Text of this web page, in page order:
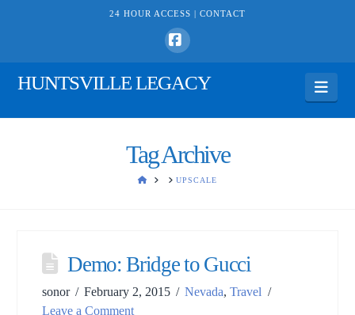
24 HOUR ACCESS | CONTACT
Facebook
HUNTSVILLE LEGACY
Tag Archive
HOME UPSCALE
Demo: Bridge to Gucci
sonor February 2, 2015 Nevada,Travel
Leave a Comment